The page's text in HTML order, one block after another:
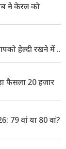
ने केरल को
हेल्दी रखने में ..
फैसला 20 हजार
79 वां या 80 वां?